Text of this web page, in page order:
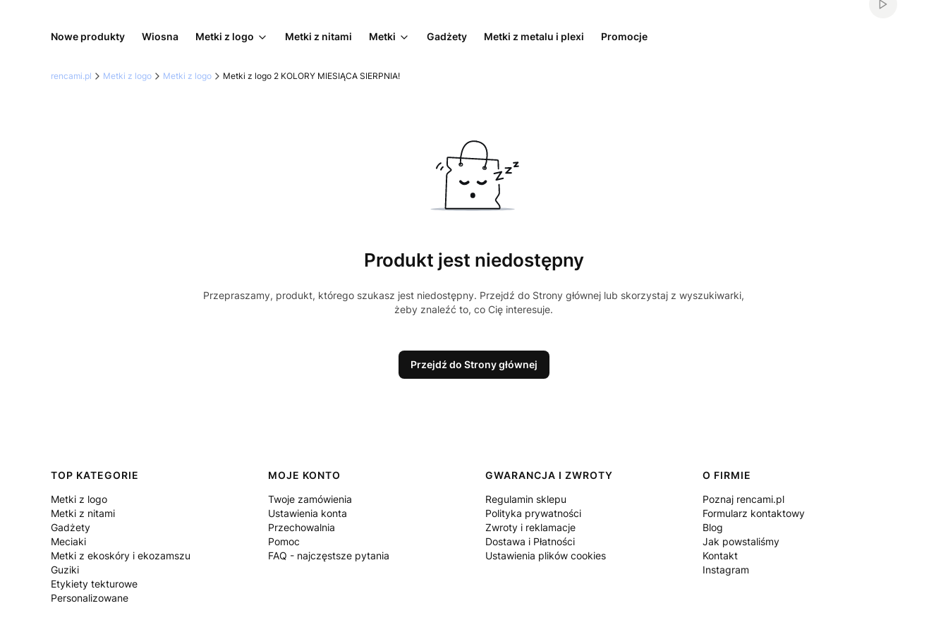
Włącz
Nowe produkty Wiosna Metki z logo Metki z nitami Metki Gadżety Metki z metalu i plexi Promocje
rencami.pl Metki z logo Metki z logo Metki z logo 2 KOLORY MIESIĄCA SIERPNIA!
Produkt jest niedostępny
Przepraszamy, produkt, którego szukasz jest niedostępny. Przejdź do Strony głównej lub skorzystaj z wyszukiwarki,
żeby znaleźć to, co Cię interesuje.
Przejdź do Strony głównej
Linki w stopce
TOP KATEGORIE
Metki z logo
Metki z nitami
Gadżety
Meciaki
Metki z ekoskóry i ekozamszu
Guziki
Etykiety tekturowe
Personalizowane
MOJE KONTO
Twoje zamówienia
Ustawienia konta
Przechowalnia
Pomoc
FAQ - najczęstsze pytania
GWARANCJA I ZWROTY
Regulamin sklepu
Polityka prywatności
Zwroty i reklamacje
Dostawa i Płatności
Ustawienia plików cookies
O FIRMIE
Poznaj rencami.pl
Formularz kontaktowy
Blog
Jak powstaliśmy
Kontakt
Instagram